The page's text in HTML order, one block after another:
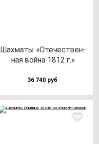
Шах­ма­ты «Оте­чес­твен­
ная вой­на 1812 г.»
36 740 руб